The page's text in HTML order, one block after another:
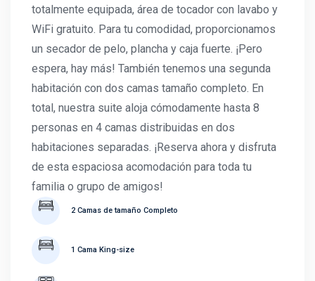
totalmente equipada, área de tocador con lavabo y
WiFi gratuito. Para tu comodidad, proporcionamos
un secador de pelo, plancha y caja fuerte. ¡Pero
espera, hay más! También tenemos una segunda
habitación con dos camas tamaño completo. En
total, nuestra suite aloja cómodamente hasta 8
personas en 4 camas distribuidas en dos
habitaciones separadas. ¡Reserva ahora y disfruta
de esta espaciosa acomodación para toda tu
familia o grupo de amigos!
2 Camas de tamaño Completo
1 Cama King-size